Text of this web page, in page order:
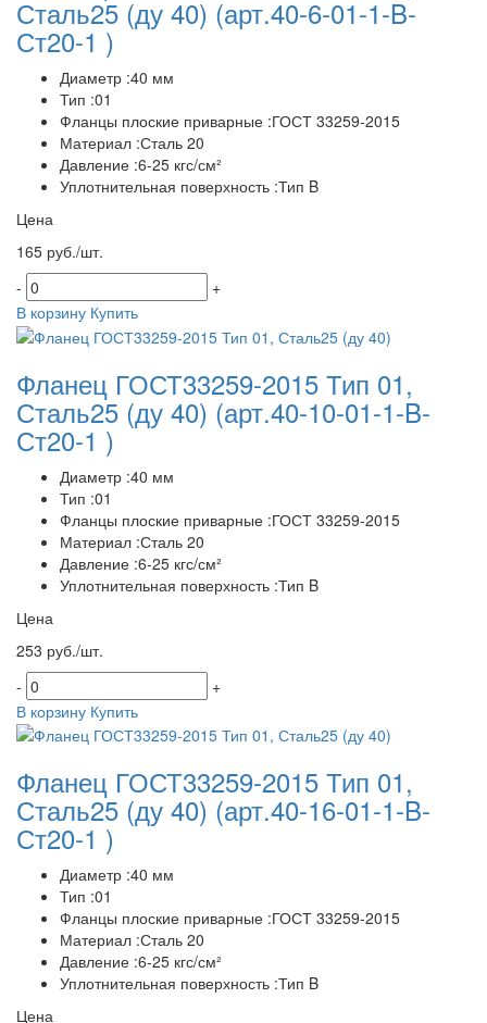
Сталь25 (ду 40) (арт.40-6-01-1-B-
Ст20-1 )
Диаметр :40 мм
Тип :01
Фланцы плоские приварные :ГОСТ 33259-2015
Материал :Сталь 20
Давление :6-25 кгс/см²
Уплотнительная поверхность :Тип B
Цена
165 руб./шт.
-
+
В корзину Купить
Фланец ГОСТ33259-2015 Тип 01,
Сталь25 (ду 40) (арт.40-10-01-1-B-
Ст20-1 )
Диаметр :40 мм
Тип :01
Фланцы плоские приварные :ГОСТ 33259-2015
Материал :Сталь 20
Давление :6-25 кгс/см²
Уплотнительная поверхность :Тип B
Цена
253 руб./шт.
-
+
В корзину Купить
Фланец ГОСТ33259-2015 Тип 01,
Сталь25 (ду 40) (арт.40-16-01-1-B-
Ст20-1 )
Диаметр :40 мм
Тип :01
Фланцы плоские приварные :ГОСТ 33259-2015
Материал :Сталь 20
Давление :6-25 кгс/см²
Уплотнительная поверхность :Тип B
Цена